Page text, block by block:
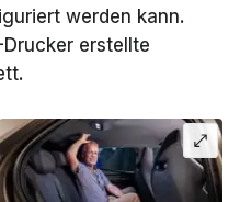
werden kann.
erstellte